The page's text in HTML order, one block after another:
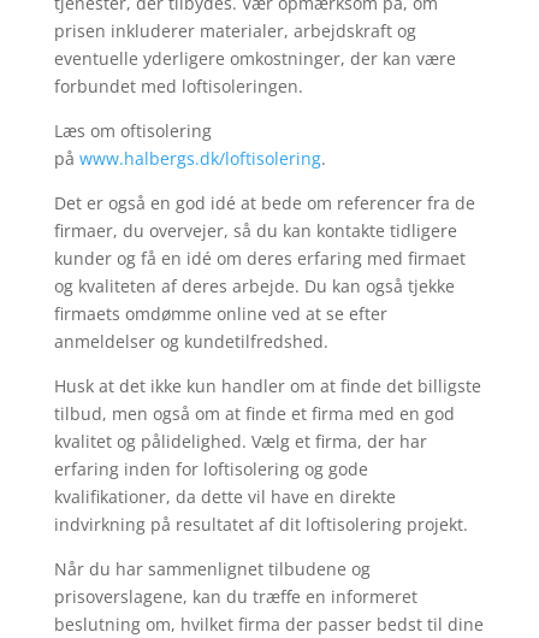
prisen inkluderer materialer, arbejdskraft og
eventuelle yderligere omkostninger, der kan være
forbundet med loftisoleringen.
Læs om oftisolering
på www.halbergs.dk/loftisolering.
Det er også en god idé at bede om referencer fra de
firmaer, du overvejer, så du kan kontakte tidligere
kunder og få en idé om deres erfaring med firmaet
og kvaliteten af deres arbejde. Du kan også tjekke
firmaets omdømme online ved at se efter
anmeldelser og kundetilfredshed.
Husk at det ikke kun handler om at finde det billigste
tilbud, men også om at finde et firma med en god
kvalitet og pålidelighed. Vælg et firma, der har
erfaring inden for loftisolering og gode
kvalifikationer, da dette vil have en direkte
indvirkning på resultatet af dit loftisolering projekt.
Når du har sammenlignet tilbudene og
prisoverslagene, kan du træffe en informeret
beslutning om, hvilket firma der passer bedst til dine